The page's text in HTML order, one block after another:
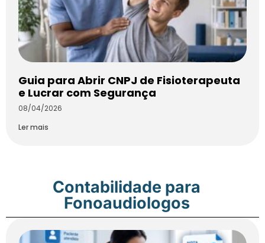
Guia para Abrir CNPJ de Fisioterapeuta
e Lucrar com Segurança
08/04/2026
Ler mais
Contabilidade para
Fonoaudiologos